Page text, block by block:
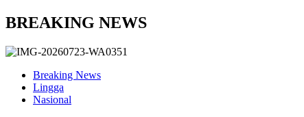
BREAKING NEWS
Breaking News
Lingga
Nasional